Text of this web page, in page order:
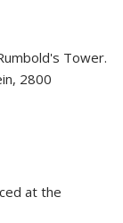
Tower.
2800
at the